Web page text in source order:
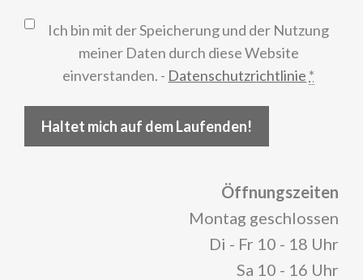
Ich bin mit der Speicherung und der Nutzung
meiner Daten durch diese Website
einverstanden. - Datenschutzrichtlinie *
Haltet mich auf dem Laufenden!
Öffnungszeiten
Montag geschlossen
Di - Fr 10 - 18 Uhr
Sa 10 - 16 Uhr